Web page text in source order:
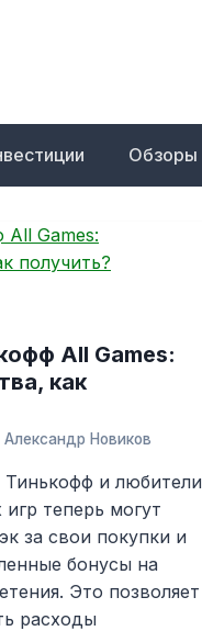
Обзоры
All Games:
как
Александр Новиков
Тинькофф и любители
теперь могут
за свои покупки и
бонусы на
Это позволяет
расходы